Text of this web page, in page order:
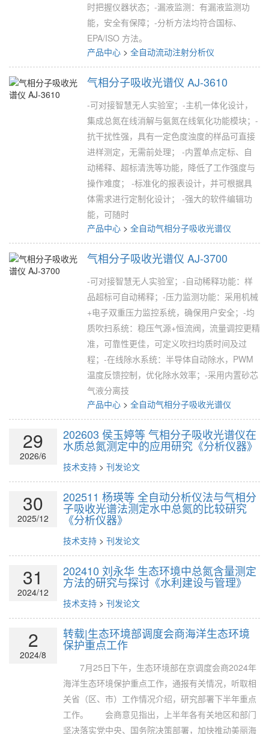
时把握仪器状态；-漏液监测：有漏液监测功
能，安全有保障；-分析方法均符合国标、
EPA/ISO 方法。
产品中心 > 全自动流动注射分析仪
气相分子吸收光谱仪 AJ-3610
-可对接智慧无人实验室；-主机一体化设计，
集成总氮在线消解与氨氮在线氧化功能模块；-
抗干扰性强，具有一定色度浊度的样品可直接
进样测定，无需前处理； -内置单点定标、自
动稀释、超标清洗等功能，降低了工作强度与
操作难度； -标准化的报表设计，并可根据具
体需求进行定制化设计； -强大的软件编辑功
能，可随时
产品中心 > 全自动气相分子吸收光谱仪
气相分子吸收光谱仪 AJ-3700
-可对接智慧无人实验室；-自动稀释功能：样
品超标可自动稀释；-压力监测功能：采用机械
+电子双重压力监控系统，确保用户安全；-均
质吹扫系统：稳压气源+恒流阀，流量调控更精
准，可靠性更佳，可定义吹扫均质时间及过
程；-在线除水系统：半导体自动除水，PWM
温度反馈控制，优化除水效率；-采用内置砂芯
气液分离技
产品中心 > 全自动气相分子吸收光谱仪
29
2026/6
202603 侯玉婷等 气相分子吸收光谱仪在
水质总氮测定中的应用研究《分析仪器》
技术支持 > 刊发论文
30
2025/12
202511 杨瑛等 全自动分析仪法与气相分
子吸收光谱法测定水中总氮的比较研究
《分析仪器》
技术支持 > 刊发论文
31
2024/12
202410 刘永华 生态环境中总氮含量测定
方法的研究与探讨《水利建设与管理》
技术支持 > 刊发论文
2
2024/8
转载|生态环境部调度会商海洋生态环境
保护重点工作
7月25日下午，生态环境部在京调度会商2024年
海洋生态环境保护重点工作，通报有关情况，听取相
关省（区、市）工作情况介绍，研究部署下半年重点
工作。 会商意见指出，上半年各有关地区和部门
坚决落实党中央、国务院决策部署，加快推动美丽海